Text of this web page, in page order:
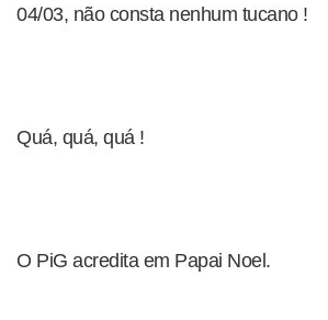
04/03, não consta nenhum tucano !
Quá, quá, quá !
O PiG acredita em Papai Noel.